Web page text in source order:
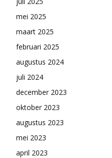
mei 2025
maart 2025
februari 2025
augustus 2024
juli 2024
december 2023
oktober 2023
augustus 2023
mei 2023
april 2023